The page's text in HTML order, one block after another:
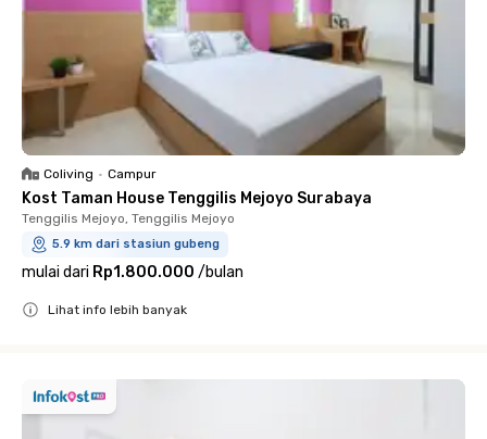
Coliving • Campur
Kost Taman House Tenggilis Mejoyo Surabaya
Tenggilis Mejoyo, Tenggilis Mejoyo
5.9 km dari stasiun gubeng
mulai dari Rp1.800.000 /bulan
Lihat info lebih banyak